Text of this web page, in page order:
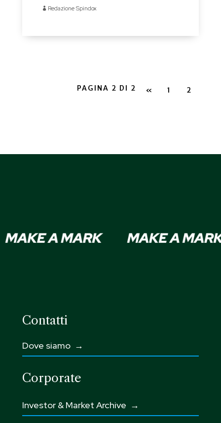
Redazione Spindox
PAGINA 2 DI 2 « 1 2
Contatti
Dove siamo →
Corporate
Investor & Market Archive →